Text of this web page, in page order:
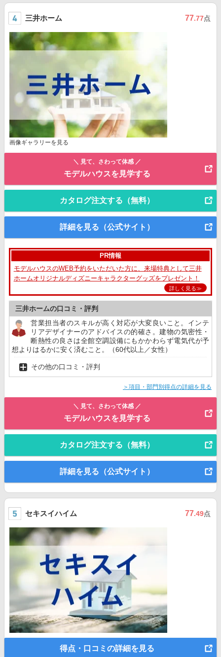
三井ホーム 77.77点
画像ギャラリーを見る
＼ 見て、さわって体感 ／
モデルハウスを見学する
カタログ注文する（無料）
詳細を見る（公式サイト）
PR情報
モデルハウスのWEB予約をいただいた方に、来場特典として三井
ホームオリジナルディズニーキャラクターグッズをプレゼント！
詳しく見る≫
三井ホームの口コミ・評判
営業担当者のスキルが高く対応が大変良いこと。インテ
リアデザイナーのアドバイスの的確さ。建物の気密性・
断熱性の良さは全館空調設備にもかかわらず電気代が予
想よりはるかに安く済むこと。（60代以上／女性）
その他の口コミ・評判
＞項目・部門別得点の詳細を見る
＼ 見て、さわって体感 ／
モデルハウスを見学する
カタログ注文する（無料）
詳細を見る（公式サイト）
セキスイハイム 77.49点
得点・口コミの詳細を見る